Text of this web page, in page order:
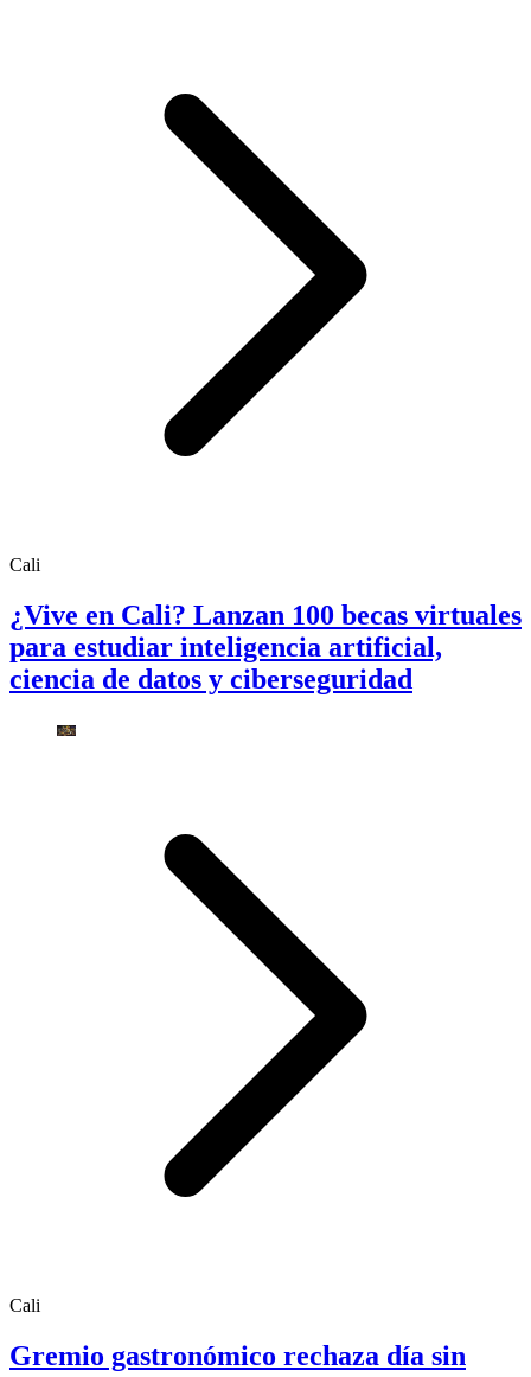
Cali
¿Vive en Cali? Lanzan 100 becas virtuales
para estudiar inteligencia artificial,
ciencia de datos y ciberseguridad
Cali
Gremio gastronómico rechaza día sin